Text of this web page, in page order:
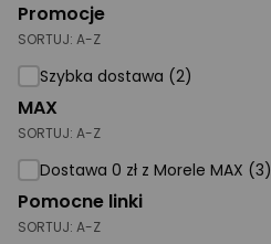
Telewizory i audio
Foto i kamery
AGD duże
Dom i ogród
Biuro i firma
Promocje
SORTUJ: A-Z
Szybka dostawa (2)
MAX
SORTUJ: A-Z
Dostawa 0 zł z Morele MAX (3)
Pomocne linki
SORTUJ: A-Z